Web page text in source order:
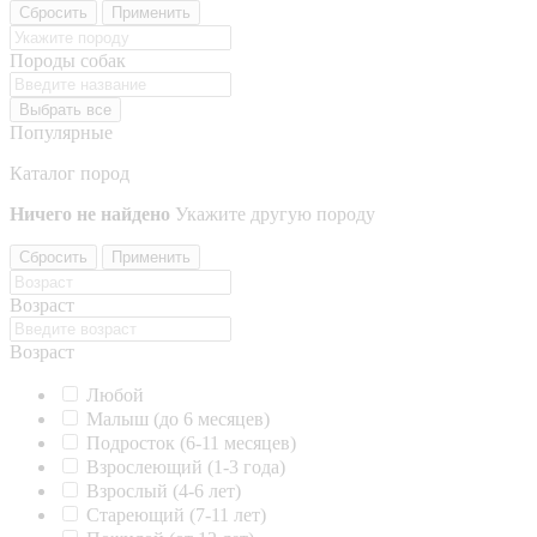
Сбросить Применить
Породы собак
Выбрать все
Популярные
Каталог пород
Ничего не найдено Укажите другую породу
Сбросить Применить
Возраст
Возраст
Любой
Малыш (до 6 месяцев)
Подросток (6-11 месяцев)
Взрослеющий (1-3 года)
Взрослый (4-6 лет)
Стареющий (7-11 лет)